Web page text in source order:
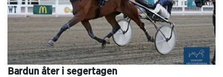
Bardun åter i segertagen